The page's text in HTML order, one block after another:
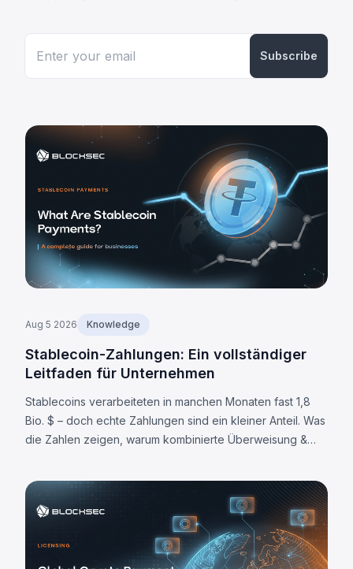
Subscribe
Aug 5 2026 Knowledge
Stablecoin-Zahlungen: Ein vollständiger
Leitfaden für Unternehmen
Stablecoins verarbeiteten in manchen Monaten fast 1,8
Bio. $ – doch echte Zahlungen sind ein kleiner Anteil. Was
die Zahlen zeigen, warum kombinierte Überweisung &